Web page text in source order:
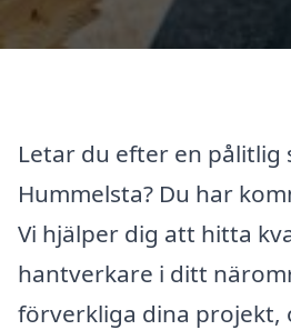
Letar du efter en pålitlig
Hummelsta? Du har
Vi hjälper dig att hitta
hantverkare i ditt
förverkliga dina projekt,